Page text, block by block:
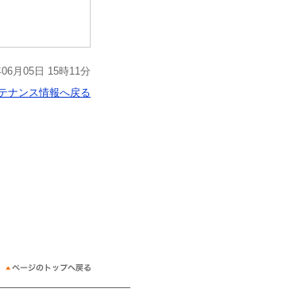
月05日 15時11分
ナンス情報へ戻る